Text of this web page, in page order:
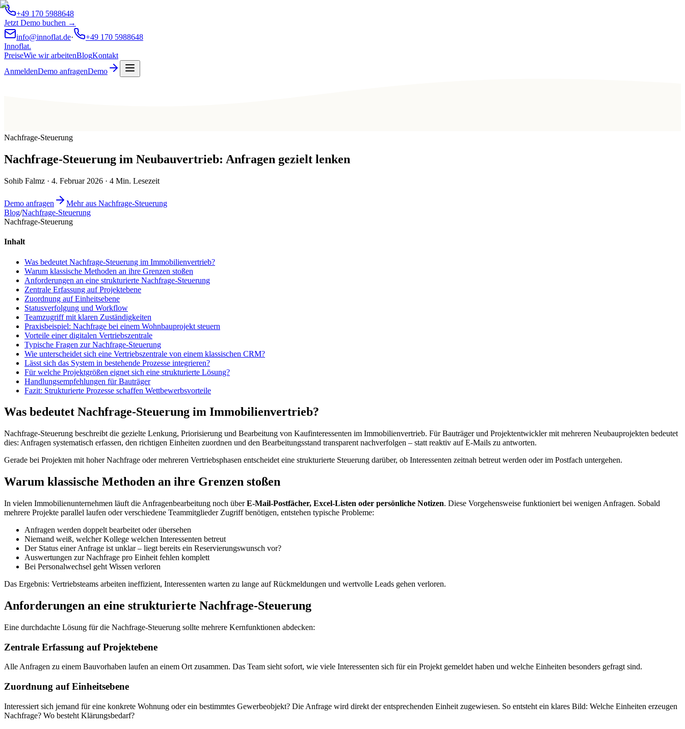
+49 170 5988648
Jetzt Demo buchen →
info@innoflat.de·
+49 170 5988648
Innoflat.
PreiseWie wir arbeitenBlogKontakt
AnmeldenDemo anfragenDemo
Nachfrage-Steuerung
Nachfrage-Steuerung im Neubauvertrieb: Anfragen gezielt lenken
Sohib Falmz · 4. Februar 2026 · 4 Min. Lesezeit
Demo anfragen
Mehr aus Nachfrage-Steuerung
Blog/Nachfrage-Steuerung
Nachfrage-Steuerung
Inhalt
Was bedeutet Nachfrage-Steuerung im Immobilienvertrieb?
Warum klassische Methoden an ihre Grenzen stoßen
Anforderungen an eine strukturierte Nachfrage-Steuerung
Zentrale Erfassung auf Projektebene
Zuordnung auf Einheitsebene
Statusverfolgung und Workflow
Teamzugriff mit klaren Zuständigkeiten
Praxisbeispiel: Nachfrage bei einem Wohnbauprojekt steuern
Vorteile einer digitalen Vertriebszentrale
Typische Fragen zur Nachfrage-Steuerung
Wie unterscheidet sich eine Vertriebszentrale von einem klassischen CRM?
Lässt sich das System in bestehende Prozesse integrieren?
Für welche Projektgrößen eignet sich eine strukturierte Lösung?
Handlungsempfehlungen für Bauträger
Fazit: Strukturierte Prozesse schaffen Wettbewerbsvorteile
Was bedeutet Nachfrage-Steuerung im Immobilienvertrieb?
Nachfrage-Steuerung beschreibt die gezielte Lenkung, Priorisierung und Bearbeitung von Kaufinteressenten im Immobilienvertrieb. Für Bauträger und Projektentwickler mit mehreren Neubauprojekten bedeutet
dies: Anfragen systematisch erfassen, den richtigen Einheiten zuordnen und den Bearbeitungsstand transparent nachverfolgen – statt reaktiv auf E-Mails zu antworten.
Gerade bei Projekten mit hoher Nachfrage oder mehreren Vertriebsphasen entscheidet eine strukturierte Steuerung darüber, ob Interessenten zeitnah betreut werden oder im Postfach untergehen.
Warum klassische Methoden an ihre Grenzen stoßen
In vielen Immobilienunternehmen läuft die Anfragenbearbeitung noch überE-Mail-Postfächer, Excel-Listen oder persönliche Notizen. Diese Vorgehensweise funktioniert bei wenigen Anfragen. Sobald
mehrere Projekte parallel laufen oder verschiedene Teammitglieder Zugriff benötigen, entstehen typische Probleme:
Anfragen werden doppelt bearbeitet oder übersehen
Niemand weiß, welcher Kollege welchen Interessenten betreut
Der Status einer Anfrage ist unklar – liegt bereits ein Reservierungswunsch vor?
Auswertungen zur Nachfrage pro Einheit fehlen komplett
Bei Personalwechsel geht Wissen verloren
Das Ergebnis: Vertriebsteams arbeiten ineffizient, Interessenten warten zu lange auf Rückmeldungen und wertvolle Leads gehen verloren.
Anforderungen an eine strukturierte Nachfrage-Steuerung
Eine durchdachte Lösung für die Nachfrage-Steuerung sollte mehrere Kernfunktionen abdecken:
Zentrale Erfassung auf Projektebene
Alle Anfragen zu einem Bauvorhaben laufen an einem Ort zusammen. Das Team sieht sofort, wie viele Interessenten sich für ein Projekt gemeldet haben und welche Einheiten besonders gefragt sind.
Zuordnung auf Einheitsebene
Interessiert sich jemand für eine konkrete Wohnung oder ein bestimmtes Gewerbeobjekt? Die Anfrage wird direkt der entsprechenden Einheit zugewiesen. So entsteht ein klares Bild: Welche Einheiten erzeugen
Nachfrage? Wo besteht Klärungsbedarf?